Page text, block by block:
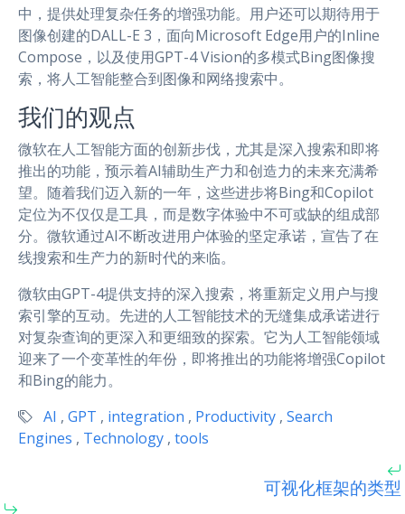
中，提供处理复杂任务的增强功能。用户还可以期待用于
图像创建的DALL-E 3，面向Microsoft Edge用户的Inline
Compose，以及使用GPT-4 Vision的多模式Bing图像搜
索，将人工智能整合到图像和网络搜索中。
我们的观点
微软在人工智能方面的创新步伐，尤其是深入搜索和即将
推出的功能，预示着AI辅助生产力和创造力的未来充满希
望。随着我们迈入新的一年，这些进步将Bing和Copilot
定位为不仅仅是工具，而是数字体验中不可或缺的组成部
分。微软通过AI不断改进用户体验的坚定承诺，宣告了在
线搜索和生产力的新时代的来临。
微软由GPT-4提供支持的深入搜索，将重新定义用户与搜
索引擎的互动。先进的人工智能技术的无缝集成承诺进行
对复杂查询的更深入和更细致的探索。它为人工智能领域
迎来了一个变革性的年份，即将推出的功能将增强Copilot
和Bing的能力。
AI , GPT , integration , Productivity , Search
Engines , Technology , tools
可视化框架的类型